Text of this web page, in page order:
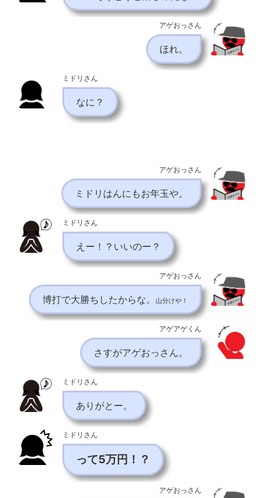
アゲおっさん
ほれ。
ミドリさん
なに？
アゲおっさん
ミドリはんにもお年玉や。
ミドリさん
えー！？いいのー？
アゲおっさん
博打で大勝ちしたからな。 山分けや！
アゲアゲくん
さすがアゲおっさん。
ミドリさん
ありがとー。
ミドリさん
って5万円！？
アゲおっさん